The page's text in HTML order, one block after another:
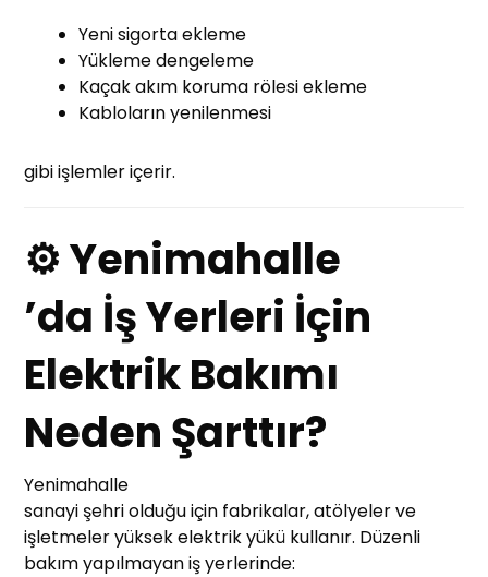
Yeni sigorta ekleme
Yükleme dengeleme
Kaçak akım koruma rölesi ekleme
Kabloların yenilenmesi
gibi işlemler içerir.
⚙ Yenimahalle
’da İş Yerleri İçin
Elektrik Bakımı
Neden Şarttır?
Yenimahalle
sanayi şehri olduğu için fabrikalar, atölyeler ve
işletmeler yüksek elektrik yükü kullanır. Düzenli
bakım yapılmayan iş yerlerinde: